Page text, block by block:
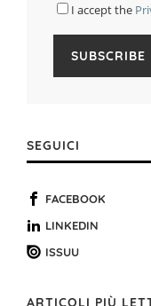
I accept the
SEGUICI
FACEBOOK
LINKEDIN
ISSUU
ARTICOLI PIÙ